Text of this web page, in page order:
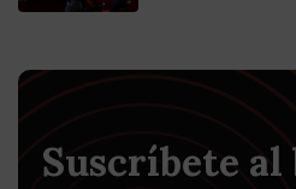
Suscríbete